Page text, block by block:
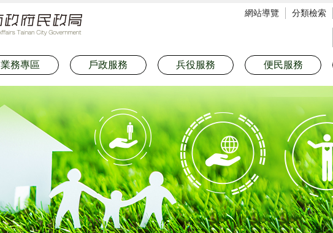
網站導覽 分類檢索
業務專區 戶政服務 兵役服務 便民服務